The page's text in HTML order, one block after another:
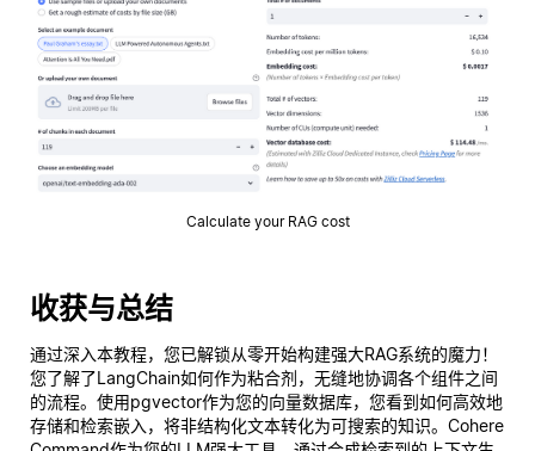
Calculate your RAG cost
收获与总结
通过深入本教程，您已解锁从零开始构建强大RAG系统的魔力！
您了解了LangChain如何作为粘合剂，无缝地协调各个组件之间
的流程。使用pgvector作为您的向量数据库，您看到如何高效地
存储和检索嵌入，将非结构化文本转化为可搜索的知识。Cohere